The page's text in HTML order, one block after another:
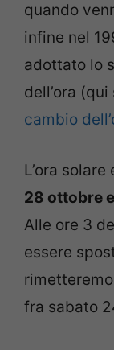
quando
infine nel
adottato lo
dell’ora
cambio
L’ora
28 ottobre
Alle ore 3
essere
fra sabato